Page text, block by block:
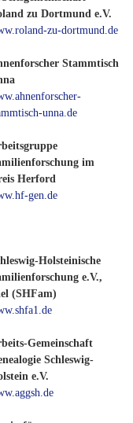
zu Dortmund e.V.
zu-dortmund.de
Stammtisch
unna.de
im
Herford
gen.de
Holsteinische
e.V.,
(SHFam)
Gemeinschaft
Schleswig-
e.V.